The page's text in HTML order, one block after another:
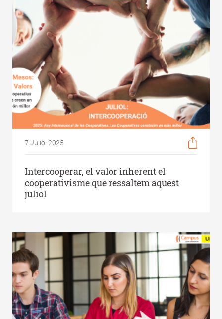
7 Juliol 2025
Intercooperar, el valor inherent el
cooperativisme que ressaltem aquest
juliol